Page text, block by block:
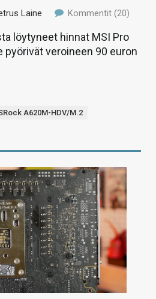
Laine Kommentit (20)
löytyneet hinnat MSI Pro
pyörivät veroineen 90 euron
A620M-HDV/M.2